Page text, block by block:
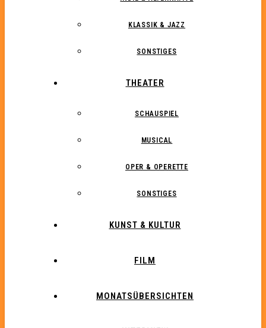
KLASSIK & JAZZ
SONSTIGES
THEATER
SCHAUSPIEL
MUSICAL
OPER & OPERETTE
SONSTIGES
KUNST & KULTUR
FILM
MONATSÜBERSICHTEN